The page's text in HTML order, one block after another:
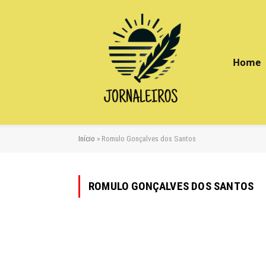
Home
Início » Romulo Gonçalves dos Santos
ROMULO GONÇALVES DOS SANTOS